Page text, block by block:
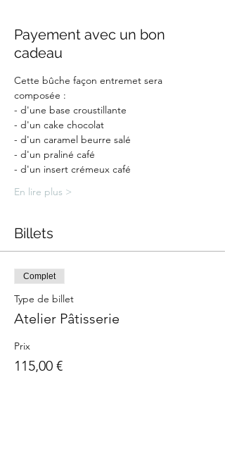
Payement avec un bon
cadeau
Cette bûche façon entremet sera
composée :
- d'une base croustillante
- d'un cake chocolat
- d'un caramel beurre salé
- d'un praliné café
- d'un insert crémeux café
En lire plus >
Billets
Complet
Type de billet
Atelier Pâtisserie
Prix
115,00 €